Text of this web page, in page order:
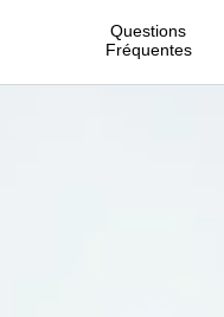
Questions
Fréquentes